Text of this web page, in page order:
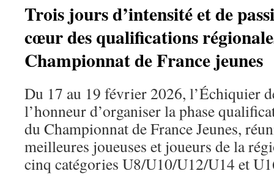
Trois jours d’intensité et de
cœur des qualifications
Championnat de France jeunes
Du 17 au 19 février 2026, l’Échiquier
l’honneur d’organiser la phase
du Championnat de France Jeunes,
meilleures joueuses et joueurs de la
cinq catégories U8/U10/U12/U14 et